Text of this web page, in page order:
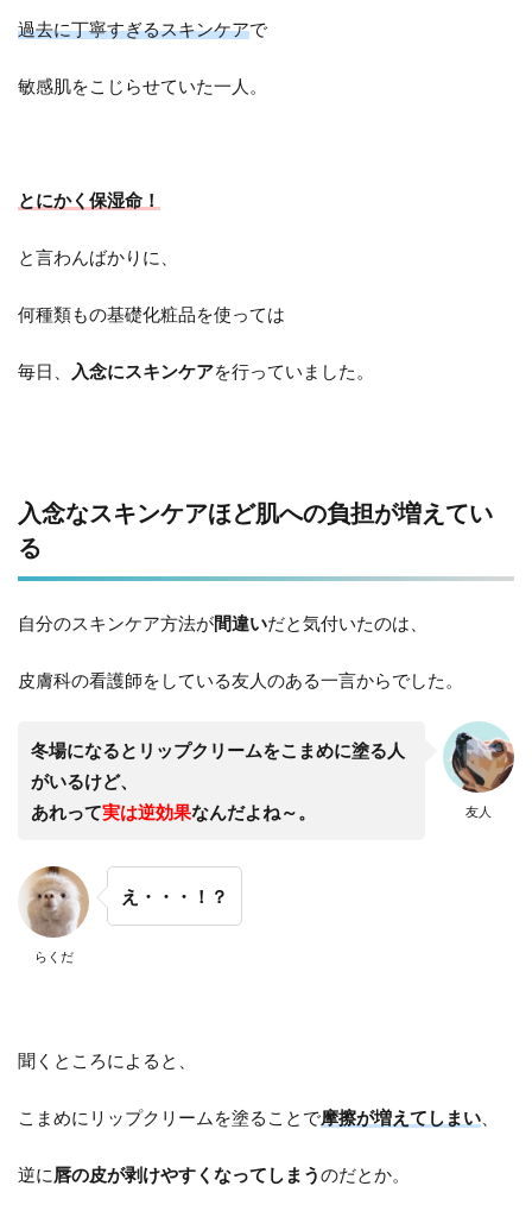
過去に丁寧すぎるスキンケアで
敏感肌をこじらせていた一人。
とにかく保湿命！
と言わんばかりに、
何種類もの基礎化粧品を使っては
毎日、 入念にスキンケアを行っていました。
入念なスキンケアほど肌への負担が増えてい
る
自分のスキンケア方法が間違いだと気付いたのは、
皮膚科の看護師をしている友人のある一言からでした。
友人
冬場になるとリップクリームをこまめに塗る人
がいるけど、
あれって実は逆効果なんだよね～。
らくだ
え・・・！？
聞くところによると、
こまめにリップクリームを塗ることで摩擦が増えてしまい
逆に唇の皮が剥けやすくなってしまうのだとか。